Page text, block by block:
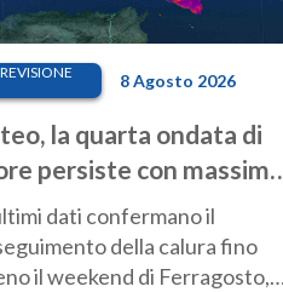
8 Agosto 2026
la quarta ondata di
persiste con massime
molto elevate
dati confermano il
della calura fino
il weekend di Ferragosto,